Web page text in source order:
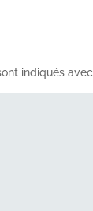
indiqués avec